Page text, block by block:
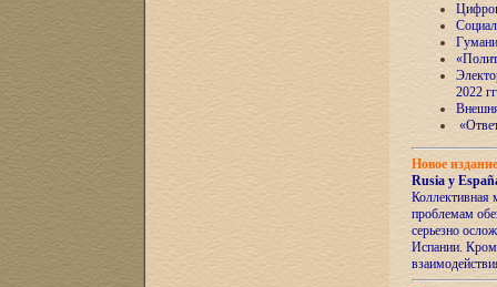
2022
Новое
Rusia y
Коллективная
проблемам
серьезно
Испании.